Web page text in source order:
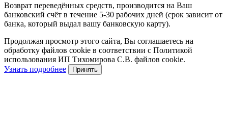
Возврат переведённых средств, производится на Ваш
банковский счёт в течение 5-30 рабочих дней (срок зависит от
банка, который выдал вашу банковскую карту).
Продолжая просмотр этого сайта, Вы соглашаетесь на
обработку файлов cookie в соответствии с Политикой
использования ИП Тихомирова С.В. файлов cookie.
Узнать подробнее
Принять